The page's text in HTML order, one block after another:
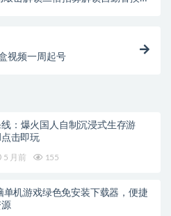
视频一周起号
：爆火国人自制沉浸式生存游
击即玩
5 月前 155
单机游戏绿色免安装下载器，便捷